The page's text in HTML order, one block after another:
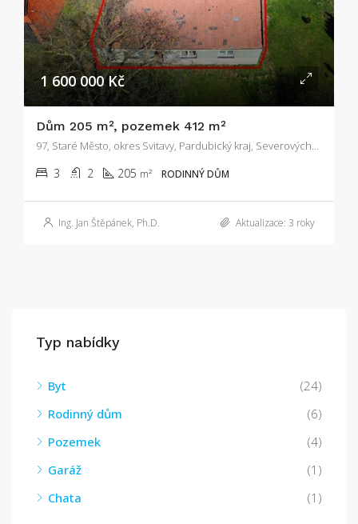
1 600 000 Kč
Dům 205 m², pozemek 412 m²
97, Staré Město, okres Svitavy, Pardubický kraj, Severovýchod, 569 32, Česko
3 2 205 m² RODINNÝ DŮM
Ing. Jan Štěpánek, Ph.D. Aktualizace: 3 roky
Typ nabídky
Byt
(24)
Rodinný dům
(6)
Pozemek
(4)
Garáž
(1)
Chata
(1)